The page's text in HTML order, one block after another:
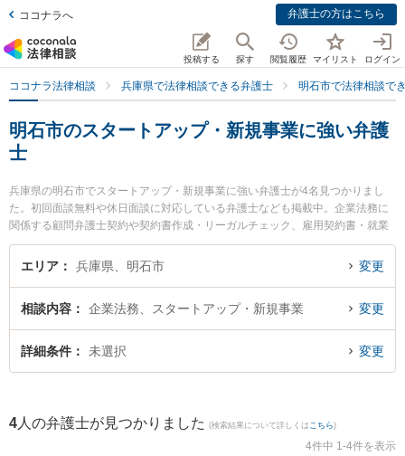
ココナラへ 弁護士の方はこちら
投稿する 探す 閲覧履歴 マイリスト ログイン
ココナラ法律相談 兵庫県で法律相談できる弁護士 明石市で法律相談で
明石市のスタートアップ・新規事業に強い弁護
士
兵庫県の明石市でスタートアップ・新規事業に強い弁護士が4名見つかりまし
た。初回面談無料や休日面談に対応している弁護士なども掲載中。企業法務に
関係する顧問弁護士契約や契約書作成・リーガルチェック、雇用契約書・就業
規則作成等の細かな分野での絞り込み検索もでき便利です。特にあかし興起法
律事務所の渡邉 友弁護士や戎みなとまち法律事務所の戎 卓一弁護士、イーグル
プ・新規事業のトラブルを今すぐに弁護士に相談したい』『スタートアップ・
新規事業のトラブル解決の実績豊富な近くの弁護士を検索したい』『初回相談
無料でスタートアップ・新規事業を法律相談できる明石市内の弁護士に相談予
エリア 兵庫県、明石市 変更
相談内容 企業法務、スタートアップ・新規事業 変更
詳細条件 未選択 変更
4 人の弁護士が見つかりました (検索結果について詳しくは こちら)
4件中 1-4件を表示